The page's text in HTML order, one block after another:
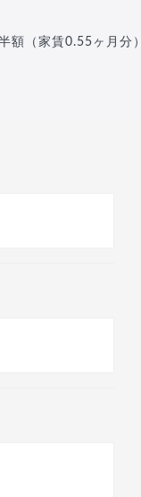
額（家賃0.55ヶ月分）